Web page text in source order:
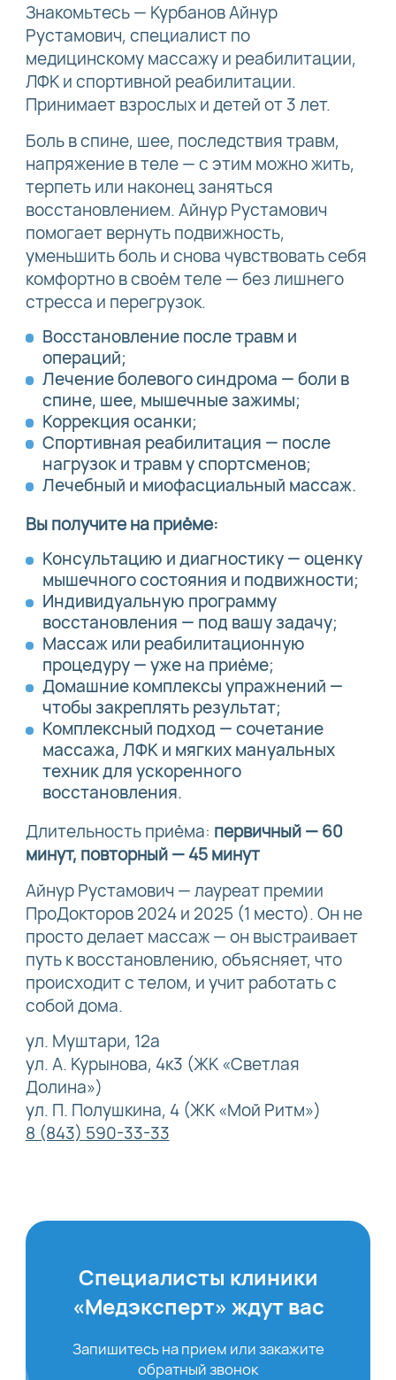
Знакомьтесь — Курбанов Айнур
Рустамович, специалист по
медицинскому массажу и реабилитации,
ЛФК и спортивной реабилитации.
Принимает взрослых и детей от 3 лет.
Боль в спине, шее, последствия травм,
напряжение в теле — с этим можно жить,
терпеть или наконец заняться
восстановлением. Айнур Рустамович
помогает вернуть подвижность,
уменьшить боль и снова чувствовать себя
комфортно в своём теле — без лишнего
стресса и перегрузок.
Восстановление после травм и
операций;
Лечение болевого синдрома — боли в
спине, шее, мышечные зажимы;
Коррекция осанки;
Спортивная реабилитация — после
нагрузок и травм у спортсменов;
Лечебный и миофасциальный массаж.
Вы получите на приёме:
Консультацию и диагностику — оценку
мышечного состояния и подвижности;
Индивидуальную программу
восстановления — под вашу задачу;
Массаж или реабилитационную
процедуру — уже на приёме;
Домашние комплексы упражнений —
чтобы закреплять результат;
Комплексный подход — сочетание
массажа, ЛФК и мягких мануальных
техник для ускоренного
восстановления.
Длительность приёма: первичный — 60
минут, повторный — 45 минут
Айнур Рустамович — лауреат премии
ПроДокторов 2024 и 2025 (1 место). Он не
просто делает массаж — он выстраивает
путь к восстановлению, объясняет, что
происходит с телом, и учит работать с
собой дома.
ул. Муштари, 12а
ул. А. Курынова, 4к3 (ЖК «Светлая
Долина»)
ул. П. Полушкина, 4 (ЖК «Мой Ритм»)
8 (843) 590-33-33
Специалисты клиники
«Медэксперт» ждут вас
Запишитесь на прием или закажите
обратный звонок